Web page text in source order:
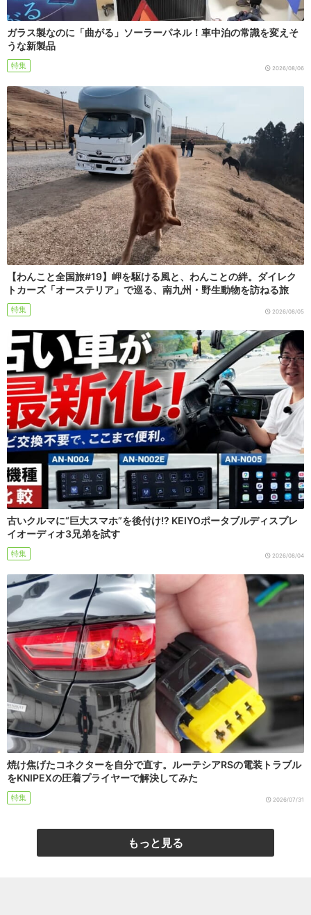
ガラス製なのに「曲がる」ソーラーパネル！車中泊の常識を変えそ
うな新製品
特集 2026/08/06
【わんこと全国旅#19】岬を駆ける風と、わんことの絆。ダイレク
トカーズ「オーステリア」で巡る、南九州・野生動物を訪ねる旅
特集 2026/08/05
古いクルマに“巨大スマホ”を後付け!? KEIYOポータブルディスプレ
イオーディオ3兄弟を試す
特集 2026/08/04
焼け焦げたコネクターを自分で直す。ルーテシアRSの電装トラブル
をKNIPEXの圧着プライヤーで解決してみた
特集 2026/07/31
もっと見る